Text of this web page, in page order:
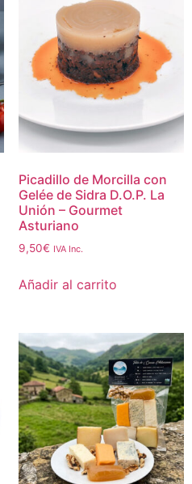
Picadillo de Morcilla con
Gelée de Sidra D.O.P. La
Unión – Gourmet
Asturiano
9,50€ IVA Inc.
Añadir al carrito